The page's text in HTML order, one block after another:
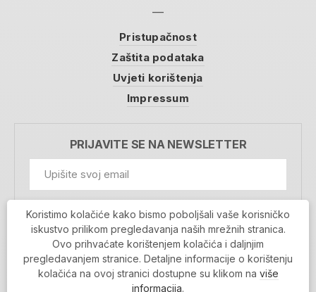
Pristupačnost
Zaštita podataka
Uvjeti korištenja
Impressum
PRIJAVITE SE NA NEWSLETTER
Prihvaćam da se moji podaci spremaju u bazu
podataka i koriste u svrhu slanja MojaRijeka
newslettera
MOJARIJEKA NEWSLETTER
PRIJAVI SE
Koristimo kolačiće kako bismo poboljšali vaše korisničko
iskustvo prilikom pregledavanja naših mrežnih stranica.
Ovo prihvaćate korištenjem kolačića i daljnjim
pregledavanjem stranice. Detaljne informacije o korištenju
kolačića na ovoj stranici dostupne su klikom na više
informacija.